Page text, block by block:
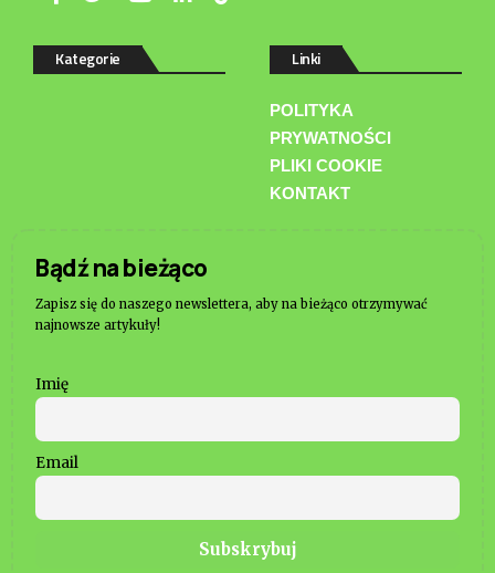
Kategorie Linki
POLITYKA
PRYWATNOŚCI
PLIKI COOKIE
KONTAKT
Bądź na bieżąco
Zapisz się do naszego newslettera, aby na bieżąco otrzymywać
najnowsze artykuły!
Imię
Email